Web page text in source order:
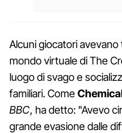
Alcuni giocatori
mondo virtuale di The
luogo di svago e
familiari. Come
BBC, ha detto: "Avevo
grande evasione dalle